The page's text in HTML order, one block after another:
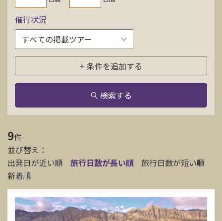
電話にてお問い合わせ
検索
催行状況
+ 条件を追加する
検索する
9件
並び替え：
出発日が近い順
旅行日数が長い順
旅行日数が短い順
新着順